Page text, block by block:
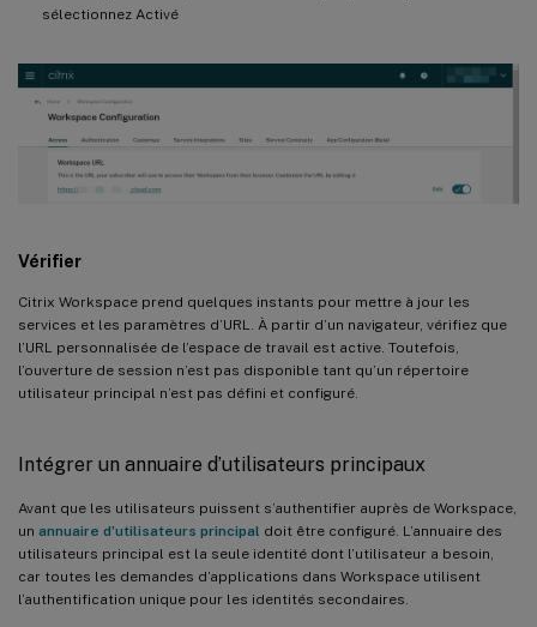
sélectionnez Activé
Vérifier
Citrix Workspace prend quelques instants pour mettre à jour les
services et les paramètres d’URL. À partir d’un navigateur, vérifiez que
l’URL personnalisée de l’espace de travail est active. Toutefois,
l’ouverture de session n’est pas disponible tant qu’un répertoire
utilisateur principal n’est pas défini et configuré.
Intégrer un annuaire d’utilisateurs principaux
Avant que les utilisateurs puissent s’authentifier auprès de Workspace,
un annuaire d’utilisateurs principal doit être configuré. L’annuaire des
utilisateurs principal est la seule identité dont l’utilisateur a besoin,
car toutes les demandes d’applications dans Workspace utilisent
l’authentification unique pour les identités secondaires.